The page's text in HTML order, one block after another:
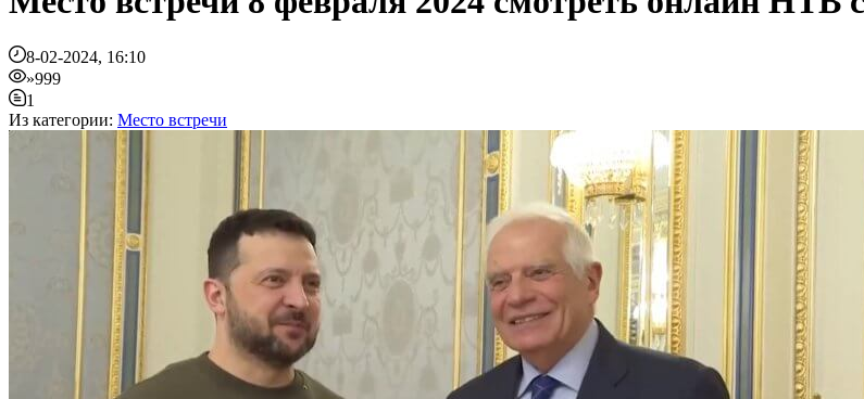
8-02-2024, 16:10
»999
1
Из категории: Место встречи